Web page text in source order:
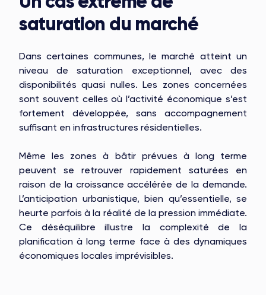
saturation du marché
Dans certaines communes, le marché atteint un
niveau de saturation exceptionnel, avec des
disponibilités quasi nulles. Les zones concernées
sont souvent celles où l’activité économique s’est
fortement développée, sans accompagnement
suffisant en infrastructures résidentielles.
Même les zones à bâtir prévues à long terme
peuvent se retrouver rapidement saturées en
raison de la croissance accélérée de la demande.
L’anticipation urbanistique, bien qu’essentielle, se
heurte parfois à la réalité de la pression immédiate.
Ce déséquilibre illustre la complexité de la
planification à long terme face à des dynamiques
économiques locales imprévisibles.